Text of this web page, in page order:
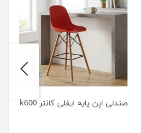
صندلی اپن پایه ایفلی کانتر k600